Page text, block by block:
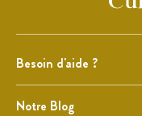
Besoin d'aide ?
Notre Blog